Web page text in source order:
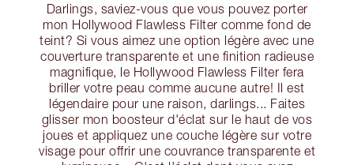
Darlings, saviez-vous que vous pouvez porter
mon Hollywood Flawless Filter comme fond de
teint? Si vous aimez une option légère avec une
couverture transparente et une finition radieuse
magnifique, le Hollywood Flawless Filter fera
briller votre peau comme aucune autre! Il est
légendaire pour une raison, darlings... Faites
glisser mon boosteur d'éclat sur le haut de vos
joues et appliquez une couche légère sur votre
visage pour offrir une couvrance transparente et